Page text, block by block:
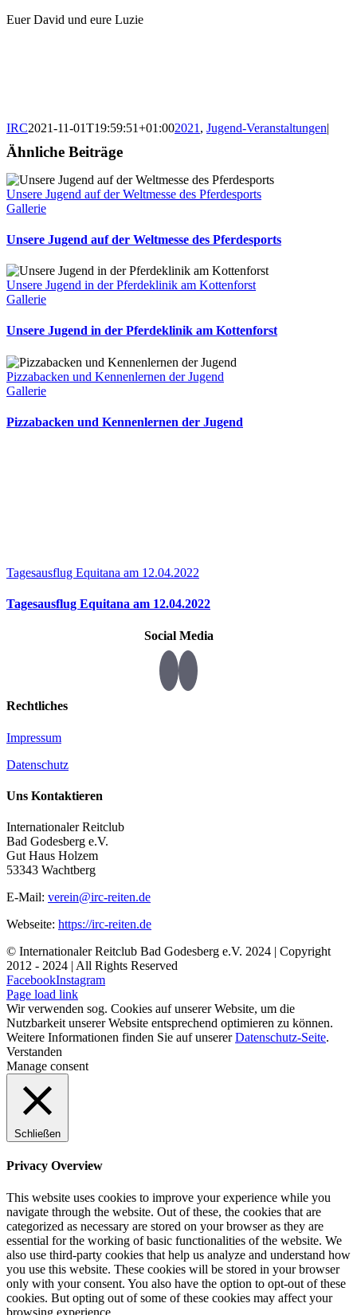
Euer David und eure Luzie
IRC2021-11-01T19:59:51+01:002021 , Jugend-Veranstaltungen|
Ähnliche Beiträge
Unsere Jugend auf der Weltmesse des Pferdesports
Gallerie
Unsere Jugend auf der Weltmesse des Pferdesports
Unsere Jugend in der Pferdeklinik am Kottenforst
Gallerie
Unsere Jugend in der Pferdeklinik am Kottenforst
Pizzabacken und Kennenlernen der Jugend
Gallerie
Pizzabacken und Kennenlernen der Jugend
Tagesausflug Equitana am 12.04.2022
Tagesausflug Equitana am 12.04.2022
Social Media
Rechtliches
Impressum
Datenschutz
Uns Kontaktieren
Internationaler Reitclub
Bad Godesberg e.V.
Gut Haus Holzem
53343 Wachtberg
E-Mail: verein@irc-reiten.de
Webseite: https://irc-reiten.de
© Internationaler Reitclub Bad Godesberg e.V. 2024 | Copyright
2012 - 2024 | All Rights Reserved
FacebookInstagram
Page load link
Wir verwenden sog. Cookies auf unserer Website, um die
Nutzbarkeit unserer Website entsprechend optimieren zu können.
Weitere Informationen finden Sie auf unsererDatenschutz-Seite.
Verstanden
Manage consent
Schließen
Privacy Overview
This website uses cookies to improve your experience while you
navigate through the website. Out of these, the cookies that are
categorized as necessary are stored on your browser as they are
essential for the working of basic functionalities of the website. We
also use third-party cookies that help us analyze and understand how
you use this website. These cookies will be stored in your browser
only with your consent. You also have the option to opt-out of these
cookies. But opting out of some of these cookies may affect your
browsing experience.